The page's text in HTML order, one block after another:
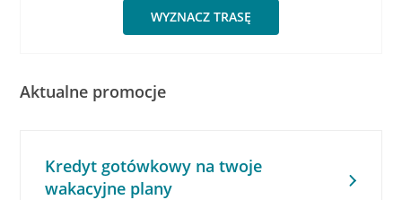
WYZNACZ TRASĘ
Aktualne promocje
Kredyt gotówkowy na twoje
wakacyjne plany